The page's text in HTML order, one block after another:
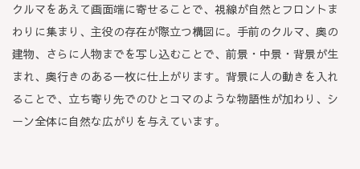
クルマをあえて画面端に寄せることで、視線が自然とフロントま
わりに集まり、主役の存在が際立つ構図に。手前のクルマ、奥の
建物、さらに人物までを写し込むことで、前景・中景・背景が生
まれ、奥行きのある一枚に仕上がります。背景に人の動きを入れ
ることで、立ち寄り先でのひとコマのような物語性が加わり、シ
ーン全体に自然な広がりを与えています。